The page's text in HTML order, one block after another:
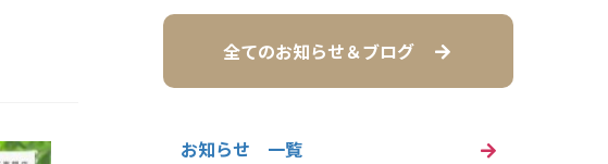
全てのお知らせ＆ブログ
お知らせ 一覧